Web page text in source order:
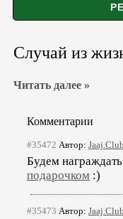
Случай из
Читать далее »
Комментарии
#35472 Автор: Jaaj.Club
Будем
подарочком :)
#35473 Автор: Jaaj.Club